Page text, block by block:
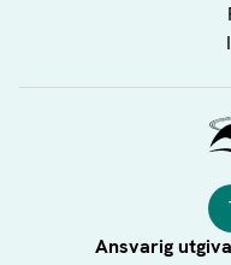
Ansvarig